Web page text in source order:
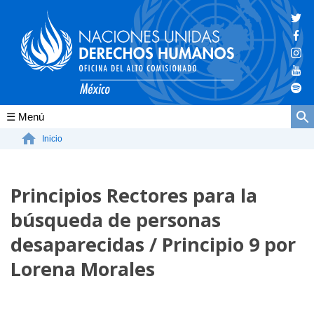
Conócenos
La ONU-DH en México
Vacantes ONU-DH México
ONU-DH en el tiempo
Inicio
Principios Rectores para la
búsqueda de personas
desaparecidas / Principio 9 por
Lorena Morales